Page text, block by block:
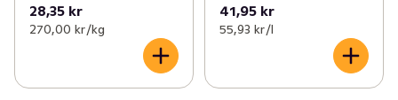
28,35 kr
270,00 kr /kg
41,95 kr
55,93 kr /l